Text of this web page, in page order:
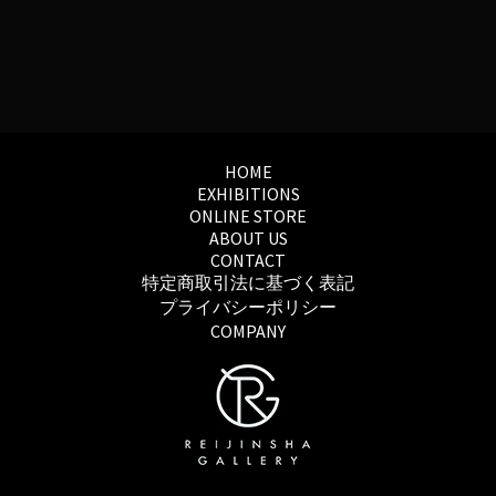
HOME
EXHIBITIONS
ONLINE STORE
ABOUT US
CONTACT
特定商取引法に基づく表記
プライバシーポリシー
COMPANY